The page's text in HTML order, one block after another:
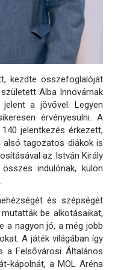
kezdte összefoglalóját
Alba Innovárnak
a jövővel. Legyen
érvényesülni. A
jelentkezés érkezett,
alsó tagozatos diákok is
az István Király
indulónak, külön
és szépségét
be alkotásaikat,
a nagyon jó, a még jobb
A játék világában így
a Felsővárosi Általános
kápolnát, a MOL Aréna